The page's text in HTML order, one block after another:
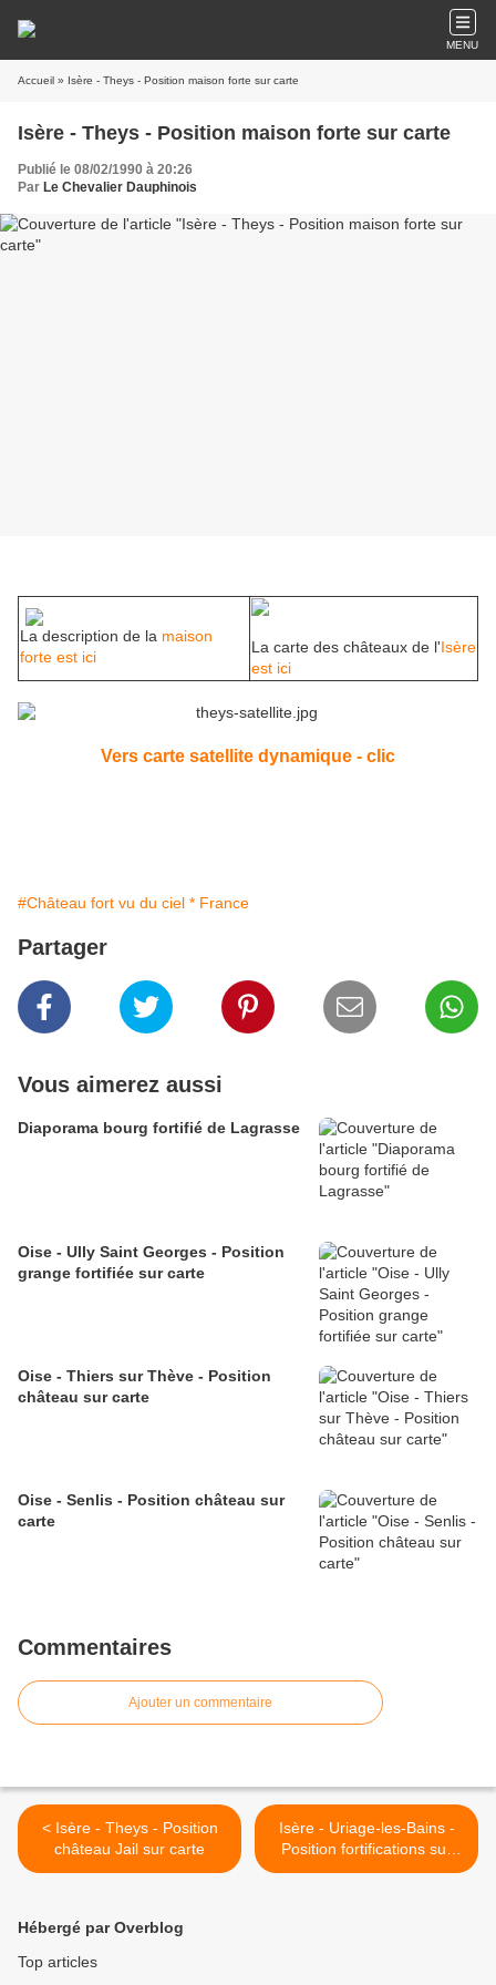
MENU
Accueil » Isère - Theys - Position maison forte sur carte
Isère - Theys - Position maison forte sur carte
Publié le 08/02/1990 à 20:26
Par Le Chevalier Dauphinois
La description de la maison
forte est ici
La carte des châteaux de l'Isère
est ici
Vers carte satellite dynamique - clic
#Château fort vu du ciel * France
Partager
Vous aimerez aussi
Diaporama bourg fortifié de Lagrasse
Oise - Ully Saint Georges - Position
grange fortifiée sur carte
Oise - Thiers sur Thève - Position
château sur carte
Oise - Senlis - Position château sur
carte
Commentaires
Ajouter un commentaire
< Isère - Theys - Position
château Jail sur carte
Isère - Uriage-les-Bains -
Position fortifications sur
carte >
Hébergé par Overblog
Top articles